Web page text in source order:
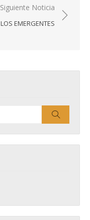
Siguiente Noticia
LOS EMERGENTES